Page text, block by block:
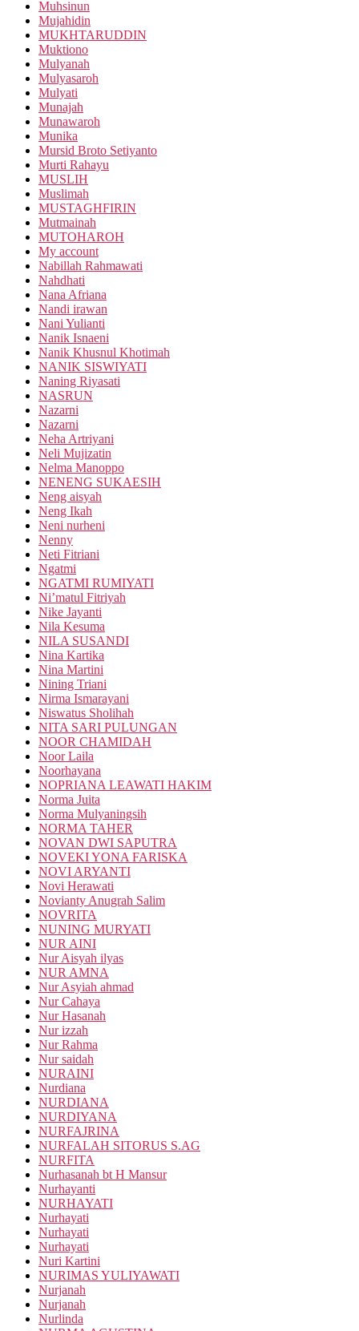
Muhsinun
Mujahidin
MUKHTARUDDIN
Muktiono
Mulyanah
Mulyasaroh
Mulyati
Munajah
Munawaroh
Munika
Mursid Broto Setiyanto
Murti Rahayu
MUSLIH
Muslimah
MUSTAGHFIRIN
Mutmainah
MUTOHAROH
My account
Nabillah Rahmawati
Nahdhati
Nana Afriana
Nandi irawan
Nani Yulianti
Nanik Isnaeni
Nanik Khusnul Khotimah
NANIK SISWIYATI
Naning Riyasati
NASRUN
Nazarni
Nazarni
Neha Artriyani
Neli Mujizatin
Nelma Manoppo
NENENG SUKAESIH
Neng aisyah
Neng Ikah
Neni nurheni
Nenny
Neti Fitriani
Ngatmi
NGATMI RUMIYATI
Ni’matul Fitriyah
Nike Jayanti
Nila Kesuma
NILA SUSANDI
Nina Kartika
Nina Martini
Nining Triani
Nirma Ismarayani
Niswatus Sholihah
NITA SARI PULUNGAN
NOOR CHAMIDAH
Noor Laila
Noorhayana
NOPRIANA LEAWATI HAKIM
Norma Juita
Norma Mulyaningsih
NORMA TAHER
NOVAN DWI SAPUTRA
NOVEKI YONA FARISKA
NOVI ARYANTI
Novi Herawati
Novianty Anugrah Salim
NOVRITA
NUNING MURYATI
NUR AINI
Nur Aisyah ilyas
NUR AMNA
Nur Asyiah ahmad
Nur Cahaya
Nur Hasanah
Nur izzah
Nur Rahma
Nur saidah
NURAINI
Nurdiana
NURDIANA
NURDIYANA
NURFAJRINA
NURFALAH SITORUS S.AG
NURFITA
Nurhasanah bt H Mansur
Nurhayanti
NURHAYATI
Nurhayati
Nurhayati
Nurhayati
Nuri Kartini
NURIMAS YULIYAWATI
Nurjanah
Nurjanah
Nurlinda